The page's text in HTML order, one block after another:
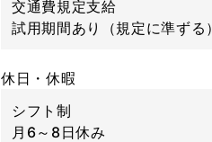
交通費規定支給
試用期間あり（規定に準ずる）
休日・休暇
シフト制
月6～8日休み